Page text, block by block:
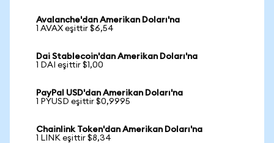
Avalanche'dan Amerikan Doları'na
1 AVAX eşittir $6,54
Dai Stablecoin'dan Amerikan Doları'na
1 DAI eşittir $1,00
PayPal USD'dan Amerikan Doları'na
1 PYUSD eşittir $0,9995
Chainlink Token'dan Amerikan Doları'na
1 LINK eşittir $8,34